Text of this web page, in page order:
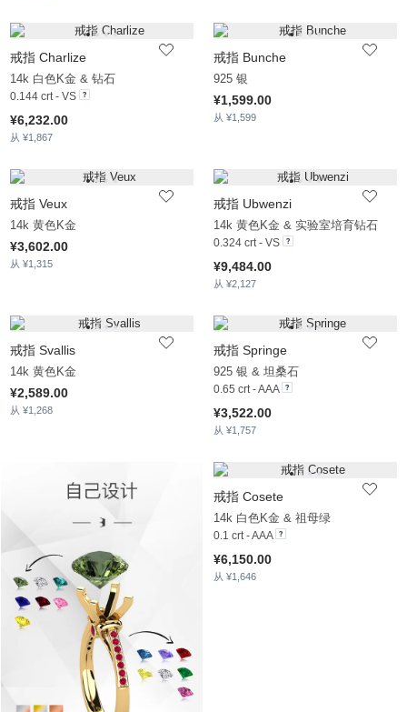
戒指 Charlize
14k 白色K金 & 钻石
0.144 crt - VS
¥6,232.00
从 ¥1,867
戒指 Bunche
925 银
¥1,599.00
从 ¥1,599
戒指 Veux
14k 黄色K金
¥3,602.00
从 ¥1,315
戒指 Ubwenzi
14k 黄色K金 & 实验室培育钻石
0.324 crt - VS
¥9,484.00
从 ¥2,127
戒指 Svallis
14k 黄色K金
¥2,589.00
从 ¥1,268
戒指 Springe
925 银 & 坦桑石
0.65 crt - AAA
¥3,522.00
从 ¥1,757
戒指 Cosete
14k 白色K金 & 祖母绿
0.1 crt - AAA
¥6,150.00
从 ¥1,646